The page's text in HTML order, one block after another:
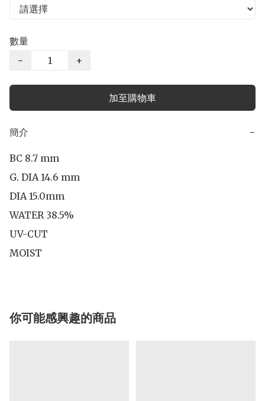
數量
−
+
加至購物車
簡介 −
BC 8.7 mm
G. DIA 14.6 mm
DIA 15.0mm
WATER 38.5%
UV-CUT
MOIST
你可能感興趣的商品